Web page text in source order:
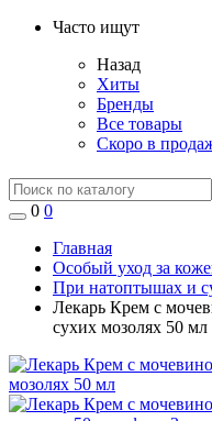
Часто ищут
Назад
Хиты
Бренды
Все товары
Скоро в
0 0
Главная
Особый уход за
При натоптышах и
Лекарь Крем с
сухих мозолях 50 мл